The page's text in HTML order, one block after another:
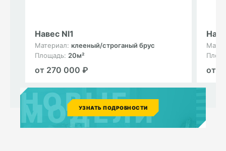
Навес Nl1
Материал: клееный/строганый брус
Площадь: 20м²
от 270 000 ₽ от 1
НОВЫЕ
МОДЕЛИ
УЗНАТЬ ПОДРОБНОСТИ